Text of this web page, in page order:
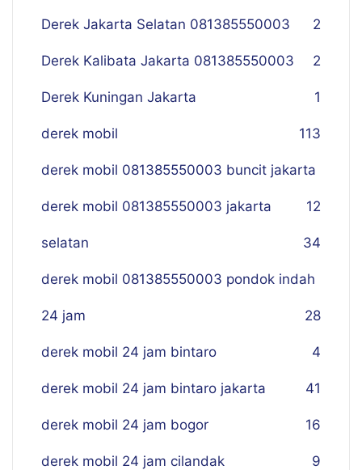
Derek Jakarta Selatan 081385550003 2
Derek Kalibata Jakarta 081385550003 2
Derek Kuningan Jakarta 1
derek mobil 113
derek mobil 081385550003 buncit jakarta
12
derek mobil 081385550003 jakarta
selatan 34
derek mobil 081385550003 pondok indah
24 jam 28
derek mobil 24 jam bintaro 4
derek mobil 24 jam bintaro jakarta 41
derek mobil 24 jam bogor 16
derek mobil 24 jam cilandak 9